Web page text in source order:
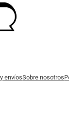
envíosSobre nosotros